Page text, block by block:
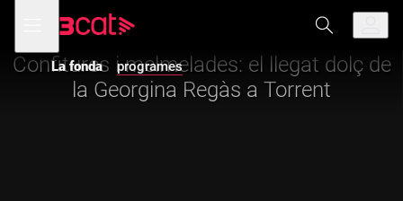
navegació
principal
menú
de
La fonda programes
Confitures i melmelades: el llegat dolç de
la Georgina Regàs a Torrent